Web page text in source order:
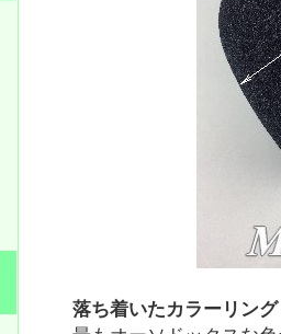
落ち着いたカラーリング